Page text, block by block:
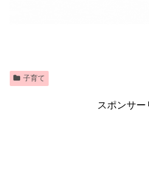
子育て
スポンサー